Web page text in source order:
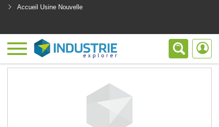
Accueil Usine Nouvelle